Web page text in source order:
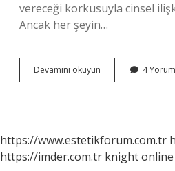
vereceği korkusuyla cinsel
Ancak her şeyin…
Devamını okuyun
Ayda
4 Yorum
https://www.estetikforum.com.tr
https://imder.com.tr knight online